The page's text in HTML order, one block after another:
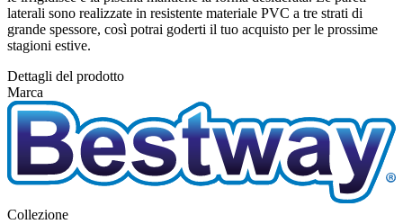
laterali sono realizzate in resistente materiale PVC a tre strati di
grande spessore, così potrai goderti il tuo acquisto per le prossime
stagioni estive.
Dettagli del prodotto
Marca
Collezione